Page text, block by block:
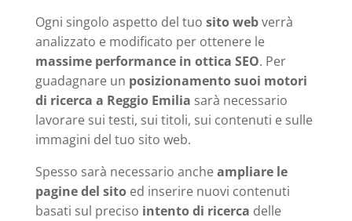
Ogni singolo aspetto del tuo sito webverrà
analizzato e modificato per ottenere le
massime performance in ottica SEO. Per
guadagnare un posizionamento suoi motori
di ricerca a Reggio Emilia sarà necessario
lavorare sui testi, sui titoli, sui contenuti e sulle
immagini del tuo sito web.
Spesso sarà necessario ancheampliare le
pagine del sitoed inserire nuovi contenuti
basati sul preciso intento di ricerca delle